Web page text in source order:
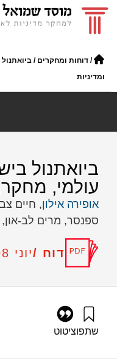
/ דוחות ומחקרים /
ומדיניות
ביואתנול
עולמי, מחקר,
אופירה אילון, חיים
ספנסר, מרים לב-און,
דוח /יוני 2008
שתפוציטוט